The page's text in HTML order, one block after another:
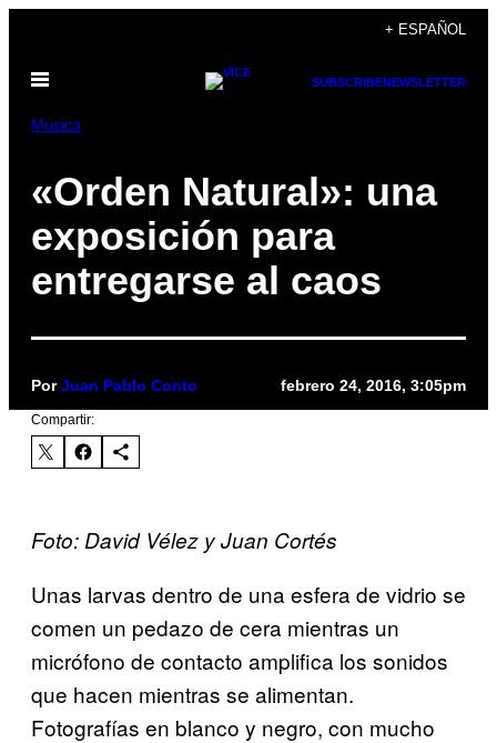
contenido
+ ESPAÑOL
Abrir
SUBSCRIBENEWSLETTER
Música
«Orden Natural»: una
exposición para
entregarse al caos
PorJuan Pablo Conto febrero 24, 2016, 3:05pm
Compartir:
Foto: David Vélez y Juan Cortés
Unas larvas dentro de una esfera de vidrio se
comen un pedazo de cera mientras un
micrófono de contacto amplifica los sonidos
que hacen mientras se alimentan.
Fotografías en blanco y negro, con mucho